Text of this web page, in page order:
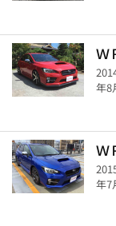
Ｗ
年8
Ｗ
年7